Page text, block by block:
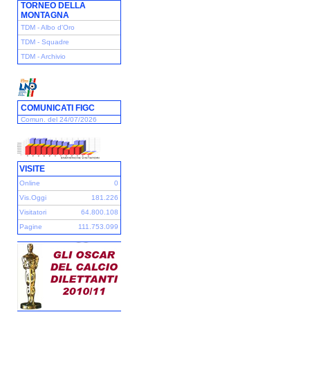
TORNEO DELLA
MONTAGNA
TDM - Albo d'Oro
TDM - Squadre
TDM - Archivio
COMUNICATI FIGC
Comun. del 24/07/2026
VISITE
Online
0
Vis.Oggi
181.226
Visitatori
64.800.108
Pagine
111.753.099